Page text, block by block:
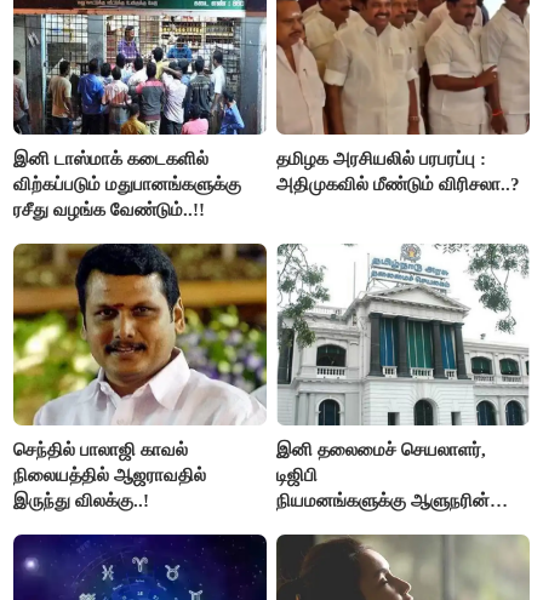
இனி டாஸ்மாக் கடைகளில்
விற்கப்படும் மதுபானங்களுக்கு
ரசீது வழங்க வேண்டும்..!!
தமிழக அரசியலில் பரபரப்பு :
அதிமுகவில் மீண்டும் விரிசலா..?
செந்தில் பாலாஜி காவல்
நிலையத்தில் ஆஜராவதில்
இருந்து விலக்கு..!
இனி தலைமைச் செயலாளர்,
டிஜிபி
நியமனங்களுக்கு ஆளுநரின்
தமிழ்நாடு அரசு அதிரடி..!